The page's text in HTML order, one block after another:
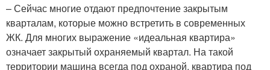
– Сейчас многие отдают предпочтение закрытым
кварталам, которые можно встретить в современных
ЖК. Для многих выражение «идеальная квартира»
означает закрытый охраняемый квартал. На такой
территории машина всегда под охраной, квартира под